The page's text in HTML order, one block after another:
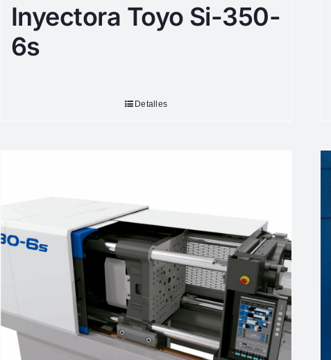
Inyectora Toyo Si-350-
6s
Detalles